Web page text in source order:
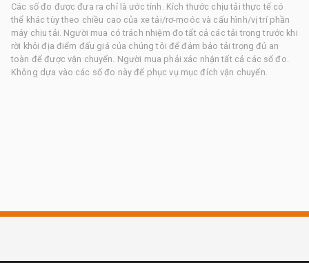
Các số đo được đưa ra chỉ là ước tính. Kích thước chịu tải thực tế có
thể khác tùy theo chiều cao của xe tải/rơ-moóc và cấu hình/vị trí phần
máy chịu tải. Người mua có trách nhiệm đo tất cả các tải trọng trước khi
rời khỏi địa điểm đấu giá của chúng tôi để đảm bảo tải trọng đủ an
toàn để được vận chuyển. Người mua phải xác nhận tất cả các số đo.
Không dựa vào các số đo này để phục vụ mục đích vận chuyển.